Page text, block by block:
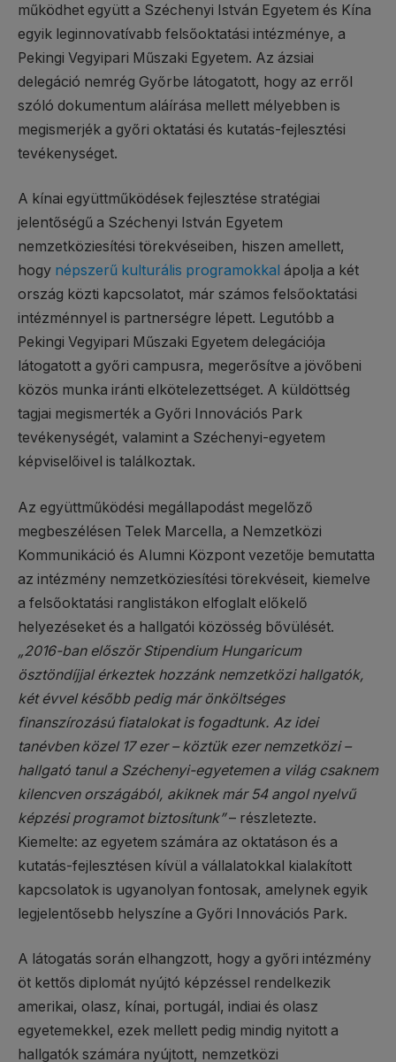
működhet együtt a Széchenyi István Egyetem és Kína
egyik leginnovatívabb felsőoktatási intézménye, a
Pekingi Vegyipari Műszaki Egyetem. Az ázsiai
delegáció nemrég Győrbe látogatott, hogy az erről
szóló dokumentum aláírása mellett mélyebben is
megismerjék a győri oktatási és kutatás-fejlesztési
tevékenységet.
A kínai együttműködések fejlesztése stratégiai
jelentőségű a Széchenyi István Egyetem
nemzetköziesítési törekvéseiben, hiszen amellett,
hogy népszerű kulturális programokkal ápolja a két
ország közti kapcsolatot, már számos felsőoktatási
intézménnyel is partnerségre lépett. Legutóbb a
Pekingi Vegyipari Műszaki Egyetem delegációja
látogatott a győri campusra, megerősítve a jövőbeni
közös munka iránti elkötelezettséget. A küldöttség
tagjai megismerték a Győri Innovációs Park
tevékenységét, valamint a Széchenyi-egyetem
képviselőivel is találkoztak.
Az együttműködési megállapodást megelőző
megbeszélésen Telek Marcella, a Nemzetközi
Kommunikáció és Alumni Központ vezetője bemutatta
az intézmény nemzetköziesítési törekvéseit, kiemelve
a felsőoktatási ranglistákon elfoglalt előkelő
helyezéseket és a hallgatói közösség bővülését.
„2016-ban először Stipendium Hungaricum
ösztöndíjjal érkeztek hozzánk nemzetközi hallgatók,
két évvel később pedig már önköltséges
finanszírozású fiatalokat is fogadtunk. Az idei
tanévben közel 17 ezer – köztük ezer nemzetközi –
hallgató tanul a Széchenyi-egyetemen a világ csaknem
kilencven országából, akiknek már 54 angol nyelvű
képzési programot biztosítunk”– részletezte.
Kiemelte: az egyetem számára az oktatáson és a
kutatás-fejlesztésen kívül a vállalatokkal kialakított
kapcsolatok is ugyanolyan fontosak, amelynek egyik
legjelentősebb helyszíne a Győri Innovációs Park.
A látogatás során elhangzott, hogy a győri intézmény
öt kettős diplomát nyújtó képzéssel rendelkezik
amerikai, olasz, kínai, portugál, indiai és olasz
egyetemekkel, ezek mellett pedig mindig nyitott a
hallgatók számára nyújtott, nemzetközi